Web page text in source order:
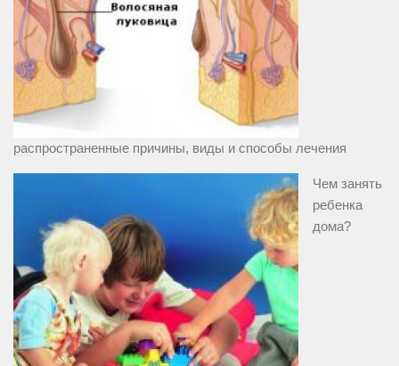
распространенные причины, виды и способы лечения
Чем занять
ребенка
дома?